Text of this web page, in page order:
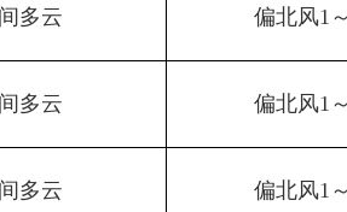
多云 偏北风1
多云 偏北风1
多云 偏北风1